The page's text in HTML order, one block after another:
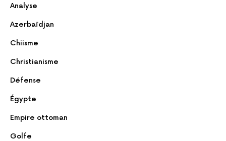
Analyse
Azerbaïdjan
Chiisme
Christianisme
Défense
Égypte
Empire ottoman
Golfe